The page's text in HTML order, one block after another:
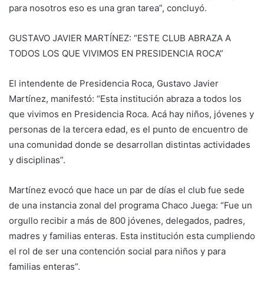
para nosotros eso es una gran tarea”, concluyó.
GUSTAVO JAVIER MARTÍNEZ: “ESTE CLUB ABRAZA A
TODOS LOS QUE VIVIMOS EN PRESIDENCIA ROCA”
El intendente de Presidencia Roca, Gustavo Javier
Martínez, manifestó: “Esta institución abraza a todos los
que vivimos en Presidencia Roca. Acá hay niños, jóvenes y
personas de la tercera edad, es el punto de encuentro de
una comunidad donde se desarrollan distintas actividades
y disciplinas”.
Martínez evocó que hace un par de días el club fue sede
de una instancia zonal del programa Chaco Juega: “Fue un
orgullo recibir a más de 800 jóvenes, delegados, padres,
madres y familias enteras. Esta institución esta cumpliendo
el rol de ser una contención social para niños y para
familias enteras”.